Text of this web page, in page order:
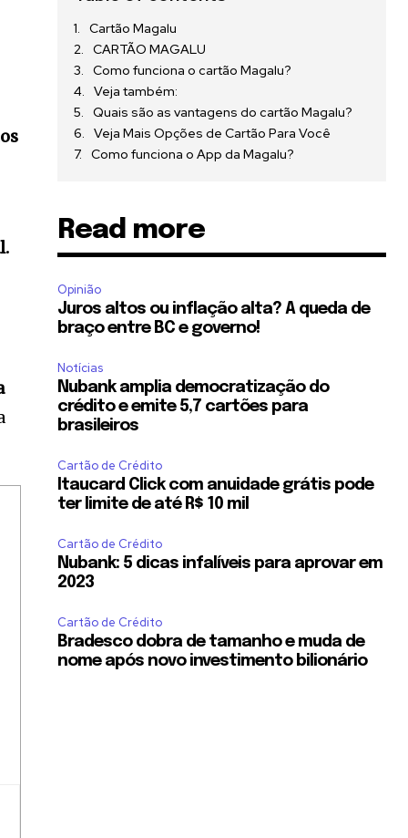
Cartão Magalu
CARTÃO MAGALU
Como funciona o cartão Magalu?
Veja também:
Quais são as vantagens do cartão Magalu?
Veja Mais Opções de Cartão Para Você
Como funciona o App da Magalu?
Read more
Opinião
Juros altos ou inflação alta? A queda de
braço entre BC e governo!
Notícias
Nubank amplia democratização do
crédito e emite 5,7 cartões para
brasileiros
Cartão de Crédito
Itaucard Click com anuidade grátis pode
ter limite de até R$ 10 mil
Cartão de Crédito
Nubank: 5 dicas infalíveis para aprovar em
2023
Cartão de Crédito
Bradesco dobra de tamanho e muda de
nome após novo investimento bilionário